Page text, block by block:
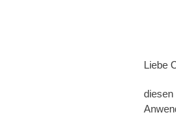
Liebe
diesen